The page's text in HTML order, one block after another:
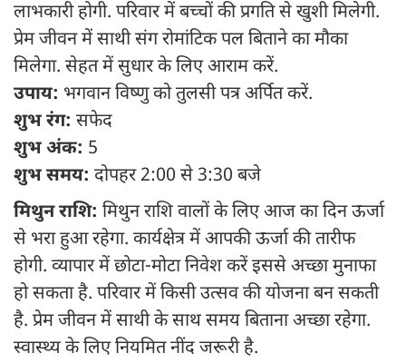
लाभकारी होगी. परिवार में बच्चों की प्रगति से खुशी मिलेगी.
प्रेम जीवन में साथी संग रोमांटिक पल बिताने का मौका
मिलेगा. सेहत में सुधार के लिए आराम करें.
उपाय: भगवान विष्णु को तुलसी पत्र अर्पित करें.
शुभ रंग: सफेद
शुभ अंक: 5
शुभ समय: दोपहर 2:00 से 3:30 बजे
मिथुन राशि: मिथुन राशि वालों के लिए आज का दिन ऊर्जा
से भरा हुआ रहेगा. कार्यक्षेत्र में आपकी ऊर्जा की तारीफ
होगी. व्यापार में छोटा-मोटा निवेश करें इससे अच्छा मुनाफा
हो सकता है. परिवार में किसी उत्सव की योजना बन सकती
है. प्रेम जीवन में साथी के साथ समय बिताना अच्छा रहेगा.
स्वास्थ्य के लिए नियमित नींद जरूरी है.